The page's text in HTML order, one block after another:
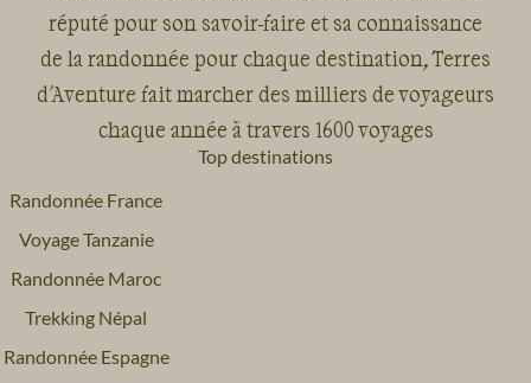
réputé pour son savoir-faire et sa connaissance
de la randonnée pour chaque destination, Terres
d'Aventure fait marcher des milliers de voyageurs
chaque année à travers 1600 voyages
Top destinations
Randonnée France
Voyage Tanzanie
Randonnée Maroc
Trekking Népal
Randonnée Espagne